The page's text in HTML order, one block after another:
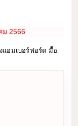
ม 2566
แอมเบอร์ฟอร์ด มื้อ